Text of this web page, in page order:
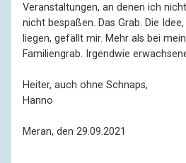
Veranstaltungen, an denen ich
nicht bespaßen. Das Grab. Die
liegen, gefällt mir. Mehr als bei
Familiengrab. Irgendwie
Heiter, auch ohne Schnaps,
Hanno
Meran, den 29.09.2021